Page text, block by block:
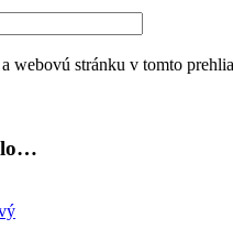
webovú stránku v tomto